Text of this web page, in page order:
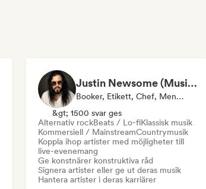
Justin Newsome (Music & Entertainment Executive | A&R, Artist Development & Partnerships | Applied AI & Systems Strategy)
Booker, Etikett, Chef, Mentor
&gt; 1500 svar ges
Alternativ rockBeats / Lo-fiKlassisk musik
Kommersiell / MainstreamCountrymusik
Koppla ihop artister med möjligheter till
live-evenemang
Ge konstnärer konstruktiva råd
Signera artister eller ge ut deras musik
Hantera artister i deras karriärer